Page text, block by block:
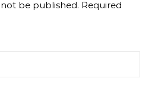
be published. Required